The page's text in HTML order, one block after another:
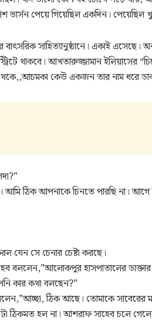
ভার্সন পেয়ে গিয়েছিল একদিন। পেয়েছিল
বাৎসরিক সাহিত্যানুষ্ঠানে। একাই
থাকবে। আখতারুজ্জামান ইলিয়াসের
কেউ একজন তার নাম ধরে
ঠিক আপনাকে চিনতে পারছি না। আগে
যেন সে চেনার চেষ্টা করছে।
বললেন,”আলোকপুর হাসপাতালের
কার কথা বলছেন?”
ঠিক আছে। তোমাকে সাবেরের
ঠিকমত হল না। আশরাফ সাহেব চলে